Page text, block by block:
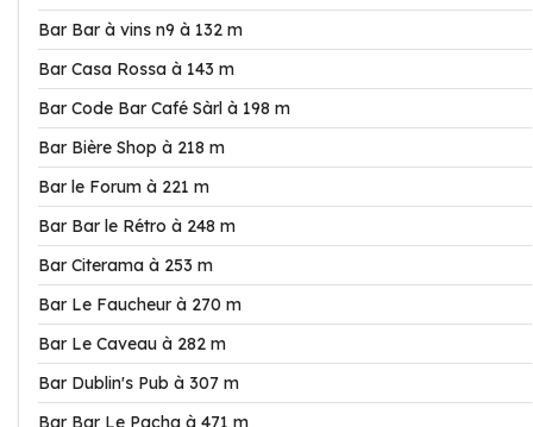
Bar Bar à vins n9 à 132 m
Bar Casa Rossa à 143 m
Bar Code Bar Café Sàrl à 198 m
Bar Bière Shop à 218 m
Bar le Forum à 221 m
Bar Bar le Rétro à 248 m
Bar Citerama à 253 m
Bar Le Faucheur à 270 m
Bar Le Caveau à 282 m
Bar Dublin's Pub à 307 m
Bar Bar Le Pacha à 471 m